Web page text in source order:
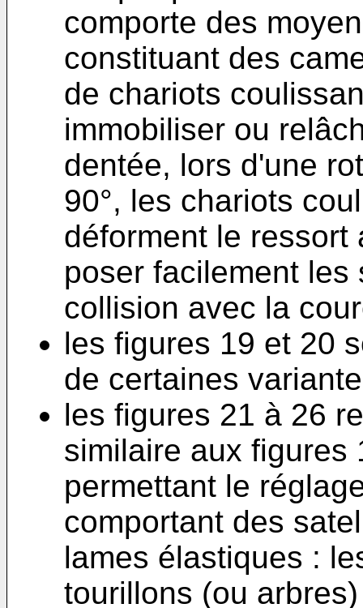
comporte des
constituant des
de chariots
immobiliser ou
dentée, lors d'une
90°, les chariots
déforment le ressort
poser facilement
collision avec la
les figures 19 et 20
de certaines
les figures 21 à 26
similaire aux figures
permettant le
comportant des
lames élastiques :
tourillons (ou